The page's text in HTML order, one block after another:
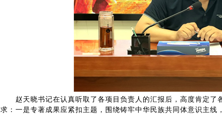
赵天晓书记在认真听取了各项目负责人的汇报后，高度肯定了
求：一是专著成果应紧扣主题，围绕铸牢中华民族共同体意识主